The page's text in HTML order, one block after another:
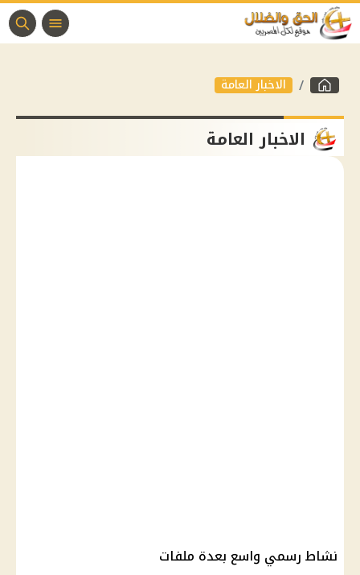
الاخبار العامة
الاخبار العامة
نشاط رسمي واسع بعدة ملفات